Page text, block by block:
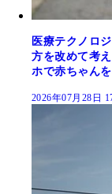
医療テクノロ
方を改めて考
ホで赤ちゃん
2026年07月28日